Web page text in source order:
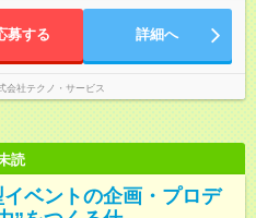
募する 詳細へ
会社テクノ・サービス
読
イベントの企画・プロデ